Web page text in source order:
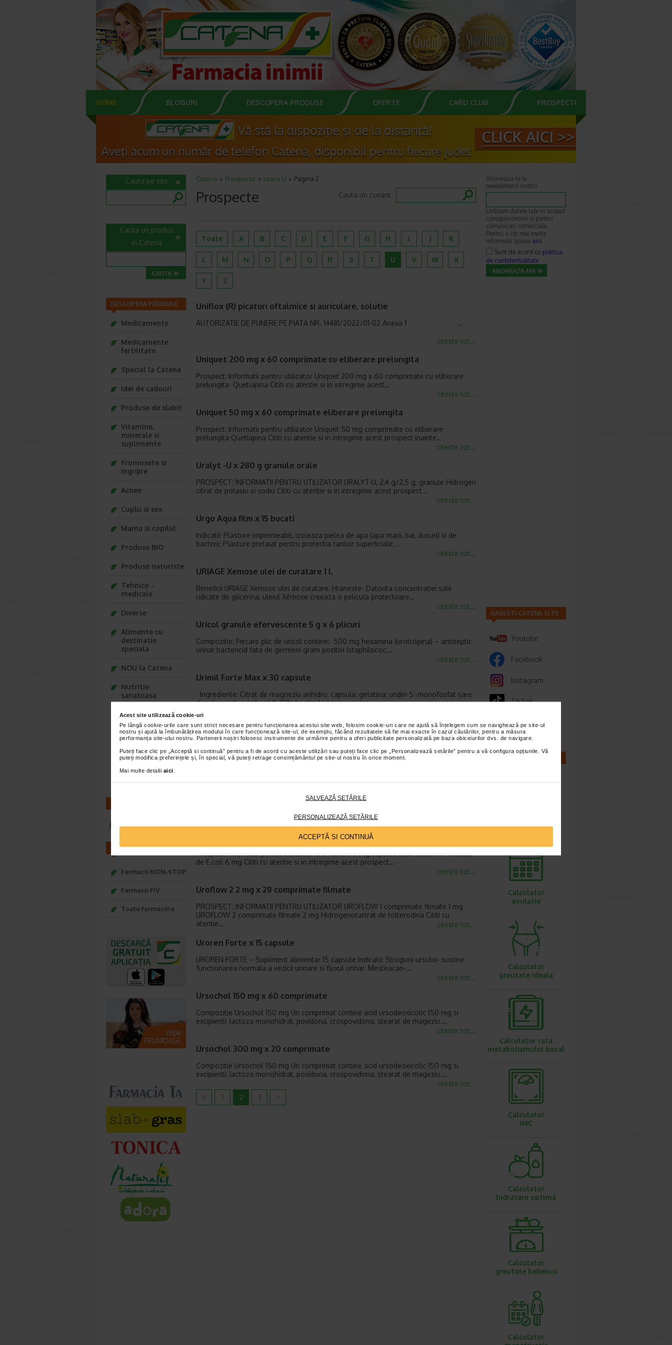
Acest site utilizează cookie-uri
Pe lângă cookie-urile care sunt strict necesare pentru funcționarea acestui site web, folosim cookie-uri care ne ajută să înțelegem cum se navighează pe site-ul
nostru și ajută la îmbunătățirea modului în care funcționează site-ul, de exemplu, făcând rezultatele să fie mai exacte în cazul căutărilor, pentru a măsura
performanța site-ului nostru. Partenerii noștri folosesc instrumente de urmărire pentru a oferi publicitate personalizată pe baza obiceiurilor dvs. de navigare.
Puteți face clic pe „Acceptă si continuă” pentru a fi de acord cu aceste utilizări sau puteți face clic pe „Personalizează setările” pentru a vă configura opțiunile. Vă
puteți modifica preferințele și, în special, vă puteți retrage consimțământul pe site-ul nostru în orice moment.
Mai multe detalii aici
SALVEAZĂ SETĂRILE
PERSONALIZEAZĂ SETĂRILE
ACCEPTĂ SI CONTINUĂ
HOME BLOGURI DESCOPERA PRODUSE OFERTE CARD CLUB PROSPECTE
Catena Prospecte Litera U Pagina 2
Prospecte Cauta un cuvant
Toate A B C D E F G H I J K
L M N O P Q R S T U V W X
Y Z
Uniflox (R) picaturi oftalmice si auriculare, solutie
AUTORIZATIE DE PUNERE PE PIATA NR. 14481/2022/01-02 Anexa 1 …
citeste tot...
Uniquet 200 mg x 60 comprimate cu eliberare prelungita
Prospect: Informatii pentru utilizator Uniquet 200 mg x 60 comprimate cu eliberare
prelungita Quetiapina Cititi cu atentie si in intregime acest…
citeste tot...
Uniquet 50 mg x 60 comprimate eliberare prelungita
Prospect: Informatii pentru utilizator Uniquet 50 mg comprimate cu eliberare
prelungita Quetiapina Cititi cu atentie si in intregime acest prospect inainte…
citeste tot...
Uralyt -U x 280 g granule orale
PROSPECT: INFORMATII PENTRU UTILIZATOR URALYT-U, 2,4 g/2,5 g, granule Hidrogen
citrat de potasiu si sodiu Cititi cu atentie si in intregime acest prospect…
citeste tot...
Urgo Aqua film x 15 bucati
Indicatii: Plasture impermeabil, izoleaza pielea de apa (apa marii, bai, dusuri) si de
bacterii; Plasture pretaiat pentru protectia ranilor superficiale;…
citeste tot...
URIAGE Xemose ulei de curatare 1 L
Beneficii URIAGE Xemose ulei de curatare: Hraneste- Datorita concentratiei sale
ridicate de glicerina, uleiul Xémose creeaza o pelicula protectoare…
citeste tot...
Uricol granule efervescente 5 g x 6 plicuri
Compozitie: Fiecare plic de uricol contine: 500 mg hexamina (urotropina) – antiseptic
urinar bactericid fata de germeni gram pozitivi (staphilococ,…
citeste tot...
Urimil Forte Max x 30 capsule
Ingrediente: Citrat de magneziu anhidru; capsula: gelatina; uridin-5’-monofosfat sare
disodica; colecalciferol 0,25% (maltodextrina, amidon…
Urimil Glyco X 30 capsule
Urimil Glyco este cel mai nou produs din gama Urimil, specializata in ingrijirea
sistemului nervos periferic, a carui functionare afectata este o cauza…
Compozitie O capsula moale gastrorezistenta contine anetol 4 mg, fencona 4 mg,
Uro-Vaxom 6 mg x 30 capsule
Prospect: informatii pentru utilizator Uro-Vaxom 6 mg capsule Lizat bacterian liofilizat
de E.coli 6 mg Cititi cu atentie si in intregime acest prospect…
citeste tot...
Uroflow 2 2 mg x 28 comprimate filmate
PROSPECT: INFORMATII PENTRU UTILIZATOR UROFLOW 1 comprimate filmate 1 mg
UROFLOW 2 comprimate filmate 2 mg Hidrogenotartrat de tolterodina Cititi cu
atentie…
citeste tot...
Uroren Forte x 15 capsule
UROREN FORTE – Supliment alimentar 15 capsule Indicatii: Strugurii-ursului- sustine
functionarea normala a vezicii urinare si fluxul urinar. Mesteacan-…
citeste tot...
Ursochol 150 mg x 60 comprimate
Compozitie Ursochol 150 mg Un comprimat contine acid ursodeoxicolic 150 mg si
excipienti: lactoza monohidrat, povidona, crospovidona, stearat de mageziu.…
citeste tot...
Ursochol 300 mg x 20 comprimate
Compozitie Ursochol 150 mg Un comprimat contine acid ursodeoxicolic 150 mg si
excipienti: lactoza monohidrat, povidona, crospovidona, stearat de mageziu.…
citeste tot...
<
1 2 3 >
Cauta pe site
Cauta un produs
in Catena
DESCOPERA PRODUSE
Medicamente
Medicamente
fertilitate
Special la Catena
Idei de cadouri
Produse de slabit
Vitamine,
minerale si
suplimente
Frumusete si
ingrijire
Acnee
Cuplu si sex
Mama si copilul
Produse BIO
Produse naturiste
Tehnico -
medicale
Diverse
Alimente cu
destinatie
speciala
NOU la Catena
Nutritie
sanatoasa
Ce Oftapic ti se
potriveste
Adora – Adorabili
din prima clipa
Seturi cadou
infoline@catena.ro
FARMACII
Farmacii NON-STOP
Farmacii FIV
Toate farmaciile
Aboneaza-te la
newsletterul nostru
Utilizam datele tale in scopul
corespondentei si pentru
comunicari comerciale.
Pentru a citi mai multe
informatii apasa aici.
Sunt de acord cu politica
de confidentialitate
GASESTI CATENA SI PE
Youtube
Facebook
Instagram
TikTok
Whatsapp
sarcina
Calculator
ovulatie
Calculator
greutate ideala
Calculator rata
metabolismului bazal
Calculator
IMC
Calculator
hidratare optima
Calculator
greutate bebelusi
Calculator